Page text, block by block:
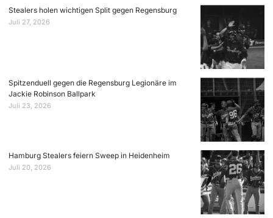
Stealers holen wichtigen Split gegen Regensburg
Juli 27, 2026
Spitzenduell gegen die Regensburg Legionäre im
Jackie Robinson Ballpark
Juli 23, 2026
Hamburg Stealers feiern Sweep in Heidenheim
Juli 20, 2026